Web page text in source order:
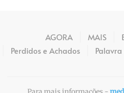
AGORA MAIS
Perdidos e Achados